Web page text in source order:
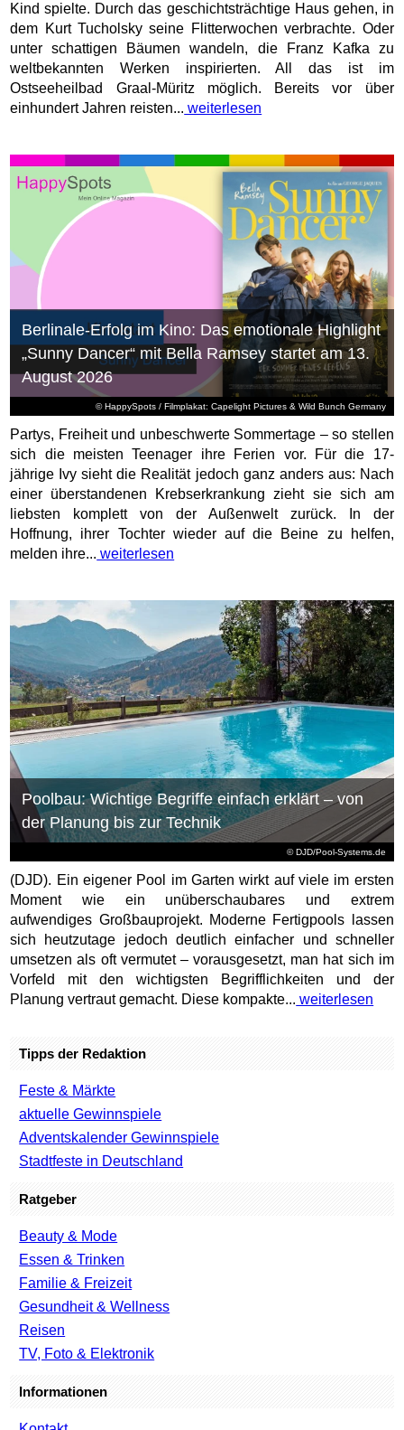
Kind spielte. Durch das geschichtsträchtige Haus gehen, in
dem Kurt Tucholsky seine Flitterwochen verbrachte. Oder
unter schattigen Bäumen wandeln, die Franz Kafka zu
weltbekannten Werken inspirierten. All das ist im
Ostseeheilbad Graal-Müritz möglich. Bereits vor über
einhundert Jahren reisten... weiterlesen
© HappySpots / Filmplakat: Capelight Pictures & Wild Bunch Germany
Berlinale-Erfolg im Kino: Das emotionale Highlight
„Sunny Dancer“ mit Bella Ramsey startet am 13.
August 2026
Partys, Freiheit und unbeschwerte Sommertage – so stellen
sich die meisten Teenager ihre Ferien vor. Für die 17-
jährige Ivy sieht die Realität jedoch ganz anders aus: Nach
einer überstandenen Krebserkrankung zieht sie sich am
liebsten komplett von der Außenwelt zurück. In der
Hoffnung, ihrer Tochter wieder auf die Beine zu helfen,
melden ihre... weiterlesen
© DJD/Pool-Systems.de
Poolbau: Wichtige Begriffe einfach erklärt – von
der Planung bis zur Technik
(DJD). Ein eigener Pool im Garten wirkt auf viele im ersten
Moment wie ein unüberschaubares und extrem
aufwendiges Großbauprojekt. Moderne Fertigpools lassen
sich heutzutage jedoch deutlich einfacher und schneller
umsetzen als oft vermutet – vorausgesetzt, man hat sich im
Vorfeld mit den wichtigsten Begrifflichkeiten und der
Planung vertraut gemacht. Diese kompakte... weiterlesen
Tipps der Redaktion
Feste & Märkte
aktuelle Gewinnspiele
Adventskalender Gewinnspiele
Stadtfeste in Deutschland
Ratgeber
Beauty & Mode
Essen & Trinken
Familie & Freizeit
Gesundheit & Wellness
Reisen
TV, Foto & Elektronik
Informationen